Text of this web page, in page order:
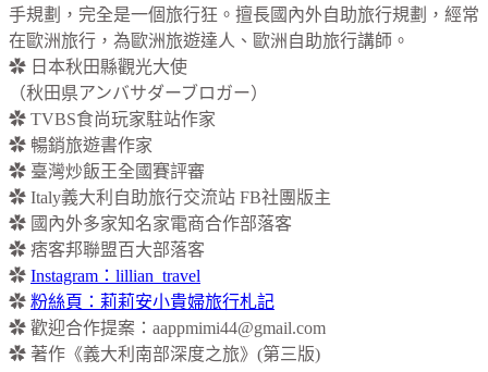
手規劃，完全是一個旅行狂。擅長國內外自助旅行規劃，經常
在歐洲旅行，為歐洲旅遊達人、歐洲自助旅行講師。
✿ 日本秋田縣觀光大使
（秋田県アンバサダーブロガー）
✿ TVBS食尚玩家駐站作家
✿ 暢銷旅遊書作家
✿ 臺灣炒飯王全國賽評審
✿ Italy義大利自助旅行交流站 FB社團版主
✿ 國內外多家知名家電商合作部落客
✿ 痞客邦聯盟百大部落客
✿ Instagram：lillian_travel
✿ 粉絲頁：莉莉安小貴婦旅行札記
✿ 歡迎合作提案： aappmimi44@gmail.com
✿ 著作《義大利南部深度之旅》(第三版)